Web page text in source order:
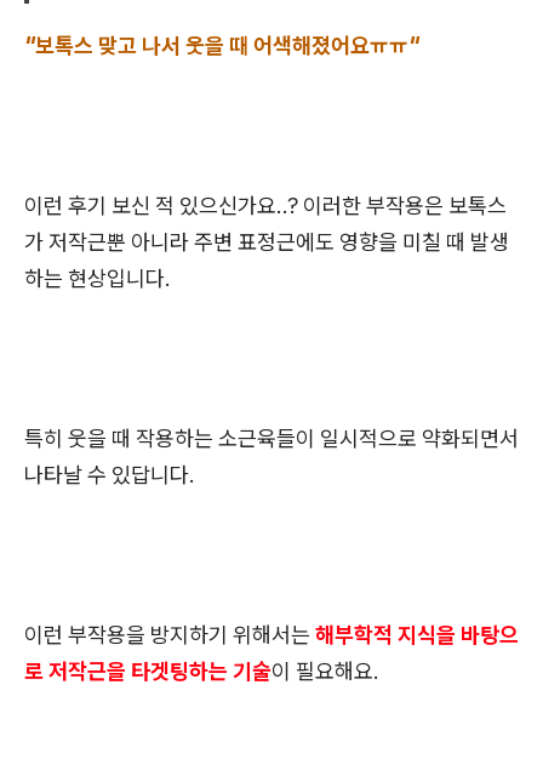
"보톡스 맞고 나서 웃을 때 어색해졌어요ㅠㅠ"
이런 후기 보신 적 있으신가요..? 이러한 부작용은 보톡스
가 저작근뿐 아니라 주변 표정근에도 영향을 미칠 때 발생
하는 현상입니다.
특히 웃을 때 작용하는 소근육들이 일시적으로 약화되면서
나타날 수 있답니다.
이런 부작용을 방지하기 위해서는 해부학적 지식을 바탕으
로 저작근을 타겟팅하는 기술이 필요해요.